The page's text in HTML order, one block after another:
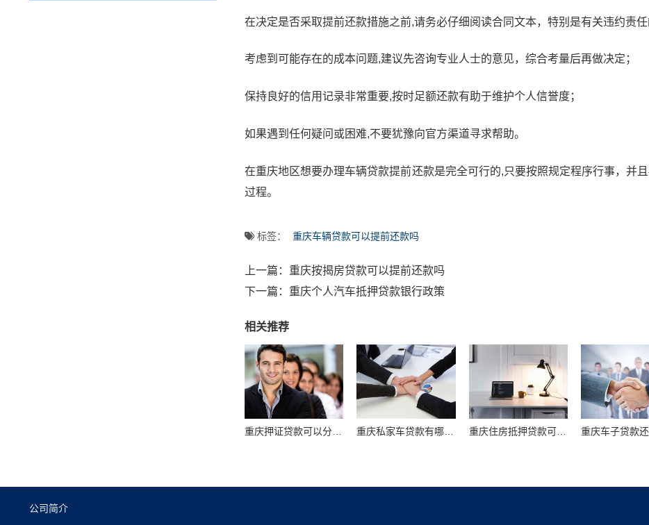
在决定是否采取提前还款措施之前,请务必仔细阅读合同文本，特别是有关违约责任
考虑到可能存在的成本问题,建议先咨询专业人士的意见，综合考量后再做决定；
保持良好的信用记录非常重要,按时足额还款有助于维护个人信誉度；
如果遇到任何疑问或困难,不要犹豫向官方渠道寻求帮助。
在重庆地区想要办理车辆贷款提前还款是完全可行的,只要按照规定程序行事，并
过程。
标签： 重庆车辆贷款可以提前还款吗
上一篇： 重庆按揭房贷款可以提前还款吗
下一篇： 重庆个人汽车抵押贷款银行政策
相关推荐
重庆住房抵押贷款可以提前还款吗
公司简介